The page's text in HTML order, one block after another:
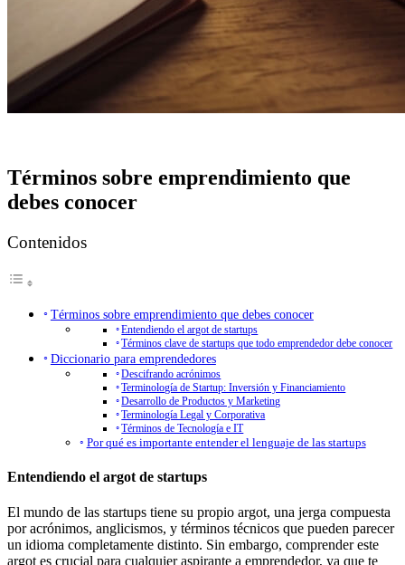
Términos sobre emprendimiento que
debes conocer
Contenidos
Términos sobre emprendimiento que debes conocer
Entendiendo el argot de startups
Términos clave de startups que todo emprendedor debe conocer
Diccionario para emprendedores
Descifrando acrónimos
Terminología de Startup: Inversión y Financiamiento
Desarrollo de Productos y Marketing
Terminología Legal y Corporativa
Términos de Tecnología e IT
Por qué es importante entender el lenguaje de las startups
Entendiendo el argot de startups
El mundo de las startups tiene su propio argot, una jerga compuesta
por acrónimos, anglicismos, y términos técnicos que pueden parecer
un idioma completamente distinto. Sin embargo, comprender este
argot es crucial para cualquier aspirante a emprendedor, ya que te